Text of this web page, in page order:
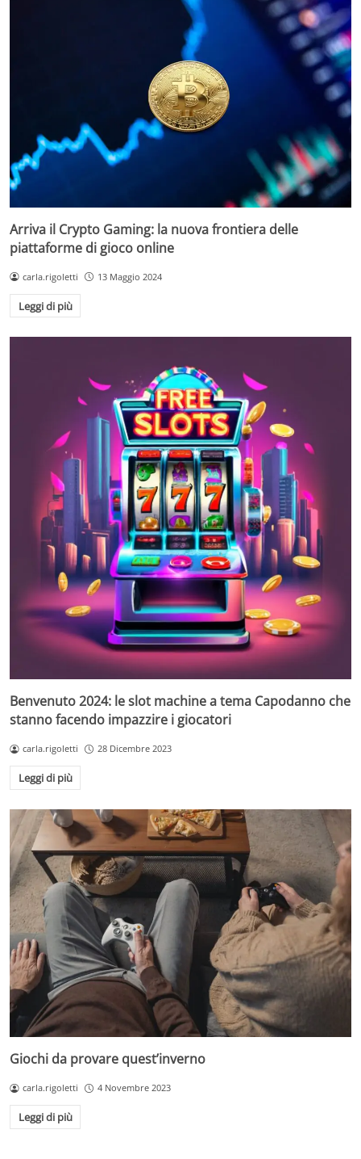
Arriva il Crypto Gaming: la nuova frontiera delle
piattaforme di gioco online
carla.rigoletti 13 Maggio 2024
Leggi di più
Benvenuto 2024: le slot machine a tema Capodanno che
stanno facendo impazzire i giocatori
carla.rigoletti 28 Dicembre 2023
Leggi di più
Giochi da provare quest’inverno
carla.rigoletti 4 Novembre 2023
Leggi di più